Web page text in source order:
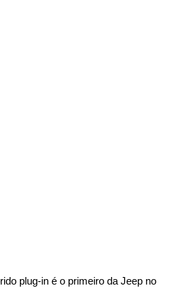
plug-in é o primeiro da Jeep no